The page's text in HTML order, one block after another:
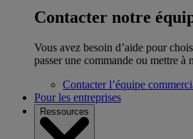
Contacter notre
Vous avez besoin d’aide pour
passer une commande ou mettre à
Contacter l’équipe
Pour les entreprises
Ressources